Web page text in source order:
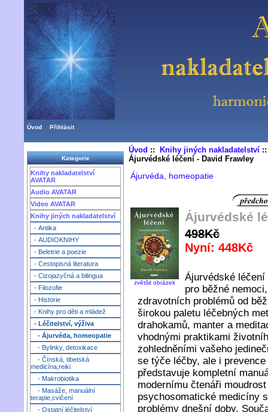
Úvod Přihlásit
Kategorie
Knihy nakladatelství
AVATAR
Audio AVATAR
Video AVATAR
Knihy jiných nakladatelství
- Antika
- AUDIOKNIHY
- Beletrie a poezie
- Cestopisná literatura
- Cizojazyčná a bilingua
- Filozofie
- Historie
- Knihy pro děti a mládež
- Léčitelství, výživa
- Ájurvéda, homeopatie
- Bylinky, detoxikace
- Čínská, tibetská
medicína,reiki
- Makrobiotika
- Masáže, manuální
terapie,cvičení
- Ostatní léčitelství
Úvod :: Knihy jiných nakladatelství
Ájurvédské léčení - David Frawley
Ájurvéda, homeopatie
zvětšit obrázek
Ájurvédské
498Kč
Nyní: 448Kč
Ájurvédské
pro běžné
zdravotních problémů od
širokou paletu léčebných
drahokamů, manter a
vhodnými praktikami
zohledněními vašeho
se týče léčby, ale i
představuje kompletní
modernímu čtenáři
psychosomatické medicíny
problémy dnešní doby.